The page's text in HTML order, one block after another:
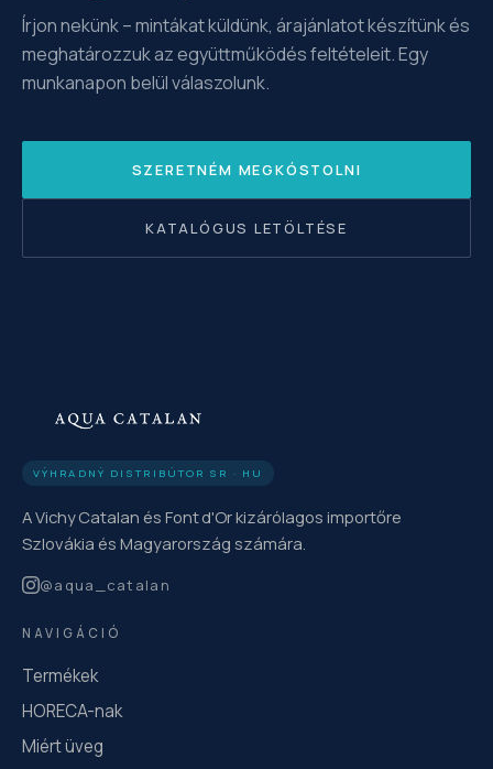
Írjon nekünk – mintákat küldünk, árajánlatot készítünk és
meghatározzuk az együttműködés feltételeit. Egy
munkanapon belül válaszolunk.
SZERETNÉM MEGKÓSTOLNI
KATALÓGUS LETÖLTÉSE
VÝHRADNÝ DISTRIBÚTOR SR · HU
A Vichy Catalan és Font d'Or kizárólagos importőre
Szlovákia és Magyarország számára.
@aqua_catalan
NAVIGÁCIÓ
Termékek
HORECA-nak
Miért üveg